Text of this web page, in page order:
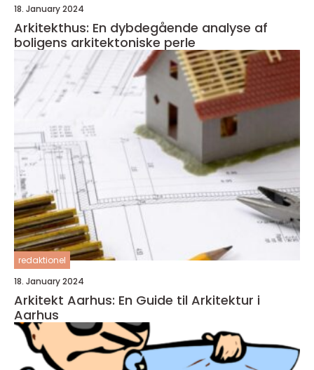
18. January 2024
Arkitekthus: En dybdegående analyse af
boligens arkitektoniske perle
redaktionel
18. January 2024
Arkitekt Aarhus: En Guide til Arkitektur i
Aarhus